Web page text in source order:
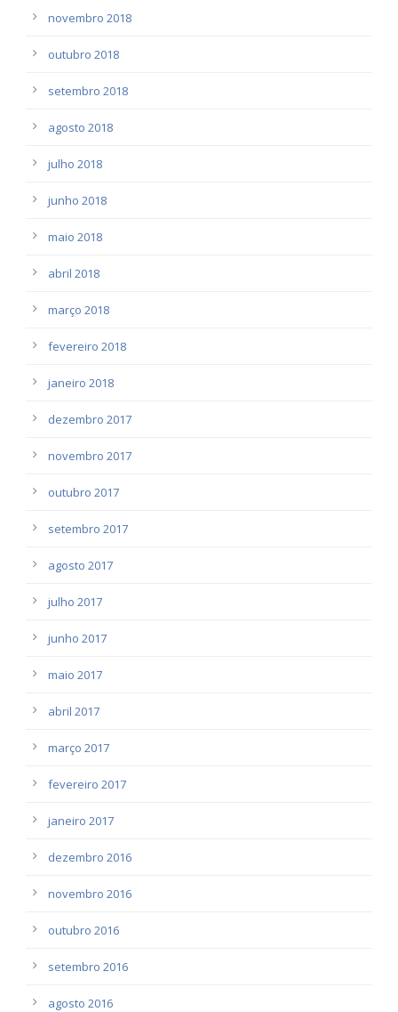
novembro 2018
outubro 2018
setembro 2018
agosto 2018
julho 2018
junho 2018
maio 2018
abril 2018
março 2018
fevereiro 2018
janeiro 2018
dezembro 2017
novembro 2017
outubro 2017
setembro 2017
agosto 2017
julho 2017
junho 2017
maio 2017
abril 2017
março 2017
fevereiro 2017
janeiro 2017
dezembro 2016
novembro 2016
outubro 2016
setembro 2016
agosto 2016